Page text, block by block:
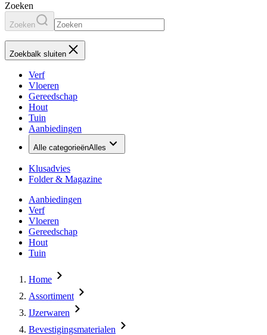
Zoeken
Zoeken
Zoekbalk sluiten
Verf
Vloeren
Gereedschap
Hout
Tuin
Aanbiedingen
Alle categorieënAlles
Klusadvies
Folder & Magazine
Aanbiedingen
Verf
Vloeren
Gereedschap
Hout
Tuin
Home
Assortiment
IJzerwaren
Bevestigingsmaterialen